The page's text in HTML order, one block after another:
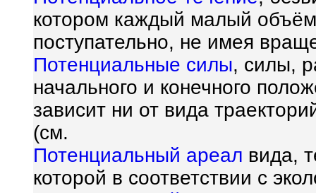
котором каждый малый
поступательно, не имея
Потенциальные силы, силы,
начального и конечного
зависит ни от вида
(см.
Потенциальный ареал вида,
которой в соответствии с